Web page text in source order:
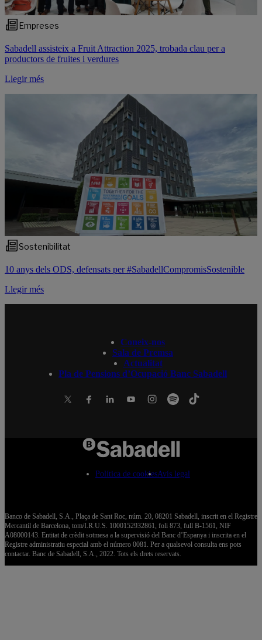
Empreses
Sabadell assisteix a Fruit Attraction 2025, trobada clau per a
productors de fruites i verdures
Llegir més
Sostenibilitat
10 anys dels ODS, defensats per #SabadellCompromisSostenible
Llegir més
Coneix-nos
Sala de Premsa
Actualitat
Pla de Pensions d’Ocupació Banc Sabadell
Política de cookiesAvís legal
Banco de Sabadell, S.A., Plaça de Sant Roc, núm. 20, 08201 Sabadell, inscrit en el Registre
Mercantil de Barcelona, tom/I.R.U.S. 1000152932861, foli 873, full B-1561, NIF
A08000143. Entitat de crèdit sotmesa a la supervisió del Banc d’Espanya i inscrita en el
Registre administratiu especial amb el número 0081. Per a qualsevol consulta ens pots
contactar. Banc de Sabadell, S.A., 2022. Tots els drets reservats.